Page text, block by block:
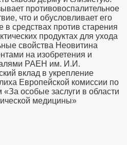
противовоспалительное
что и обусловливает его
средствах против старения
продуктах для ухода
свойства Неовитина
на изобретения и
РАЕН им. И.И.
вклад в укрепление
Европейской комиссии по
особые заслуги в области
медицины»